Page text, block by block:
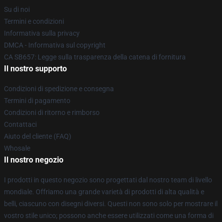
Su di noi
Termini e condizioni
Informativa sulla privacy
DMCA - Informativa sul copyright
CA SB657: Legge sulla trasparenza della catena di fornitura
Il nostro supporto
Condizioni di spedizione e consegna
Termini di pagamento
Condizioni di ritorno e rimborso
Contattaci
Aiuto del cliente (FAQ)
Whosale
Il nostro negozio
I prodotti in questo negozio sono progettati dal nostro team di livello
mondiale. Offriamo una grande varietà di prodotti di alta qualità e
belli, ciascuno con disegni diversi. Questi non sono solo per mostrare il
vostro stile unico; possono anche essere utilizzati come una forma di